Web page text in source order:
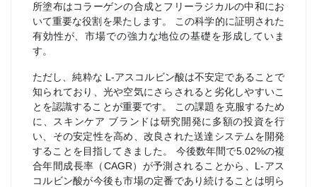
所塗布はコラーゲンの合成とフリーラジカルの中和にお
いて重要な役割を果たします。 この科学的に証明された
有効性が、市場での強力な地位の基礎を形成していま
す。
ただし、純粋な L-アスコルビン酸は不安定であることで
知られており、光や空気にさらされると劣化しやすいこ
とを認識することが重要です。 この課題を克服するため
に、スキンケア ブランドは研究開発に多額の投資を行
い、その安定性を高め、改良された送達システムを開発
することを目指してきました。 今後数年間で5.02%の複
合年間成長率（CAGR）が予測されることから、L-アス
コルビン酸が今後も市場の定番であり続けることは明ら